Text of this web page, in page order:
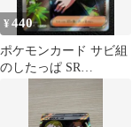
¥440
ポケモンカード サビ組
のしたっぱ SR